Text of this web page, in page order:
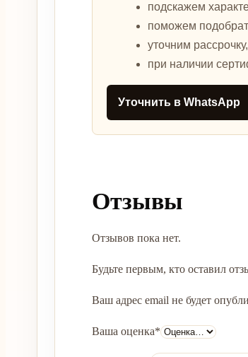
подскажем
поможем
уточним
при наличии
Уточнить в WhatsApp
Отзывы
Отзывов пока нет.
Будьте первым, кто оставил
Ваш адрес email не будет
Ваша оценка*